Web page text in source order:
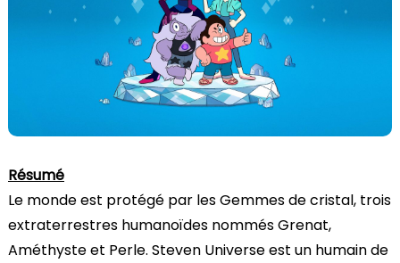
Résumé
Le monde est protégé par les Gemmes de cristal, trois
extraterrestres humanoïdes nommés Grenat,
Améthyste et Perle. Steven Universe est un humain de